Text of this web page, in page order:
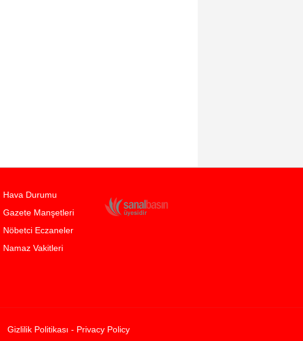
Hava Durumu
Gazete Manşetleri
Nöbetci Eczaneler
Namaz Vakitleri
Gizlilik Politikası - Privacy Policy